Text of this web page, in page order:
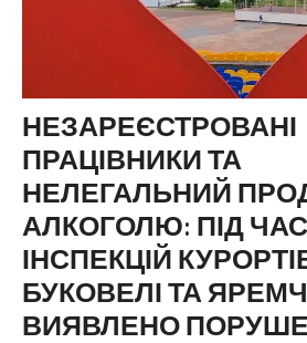
НЕЗАРЕЄСТРОВАНІ
ПРАЦІВНИКИ ТА
НЕЛЕГАЛЬНИЙ
АЛКОГОЛЮ: ПІД ЧАС
ІНСПЕКЦІЙ
БУКОВЕЛІ ТА
ВИЯВЛЕНО